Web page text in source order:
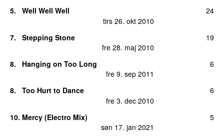
5.
Well Well Well
tirs 26. okt 2010
24
7.
Stepping Stone
fre 28. maj 2010
19
8.
Hanging on Too Long
fre 9. sep 2011
6
8.
Too Hurt to Dance
fre 3. dec 2010
6
10. Mercy (Electro Mix)
søn 17. jan 2021
5